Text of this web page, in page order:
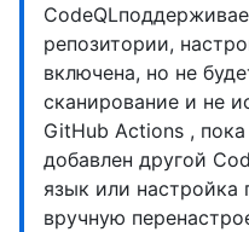
репозитории,
включена, но не
сканирование и не
GitHub Actions ,
добавлен другой
язык или настройка
вручную